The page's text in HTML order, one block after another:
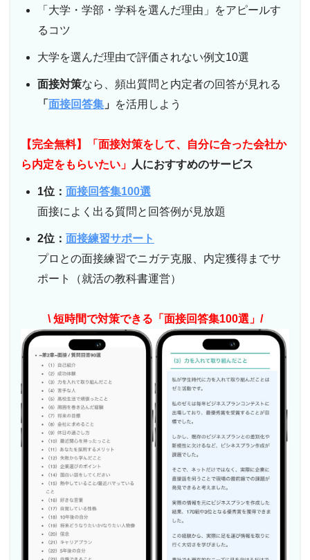
「大学・学部・学科を選んだ理由」をアピールす
るコツ
大学を選んだ理由で評価されない例文10選
面接対策なら、頻出質問と内定者の回答が見れる
「 面接回答集 」 を活用しよう
【完全無料】「面接対策をして、自分に合った会社か
ら内定をもらいたい」
人におすすめのサービス
1位： 面接回答集100選
面接によく出る質問と回答例が見放題
2位： 面接練習サポート
プロとの面接練習でニガテ克服、内定獲得までサ
ポート（就活の教科書運営）
\ 短時間で対策できる「面接回答集100選」/